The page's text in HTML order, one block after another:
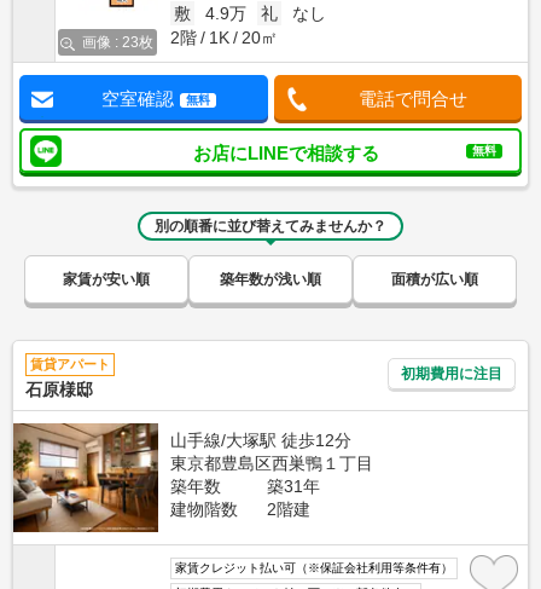
画像 : 23枚
敷
4.9万 礼
なし
2階
1K 20㎡
空室確認 無料 電話で問合せ
お店にLINEで相談する 無料
別の順番に並び替えてみませんか？
家賃が安い順 築年数が浅い順 面積が広い順
賃貸アパート
石原様邸
初期費用に注目
山手線/大塚駅 徒歩12分
東京都豊島区西巣鴨１丁目
築年数
築31年
建物階数
2階建
家賃クレジット払い可（※保証会社利用等条件有）